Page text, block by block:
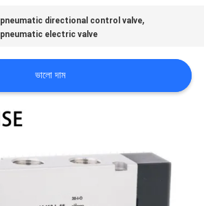
pneumatic directional control valve,
pneumatic electric valve
ভালো দাম